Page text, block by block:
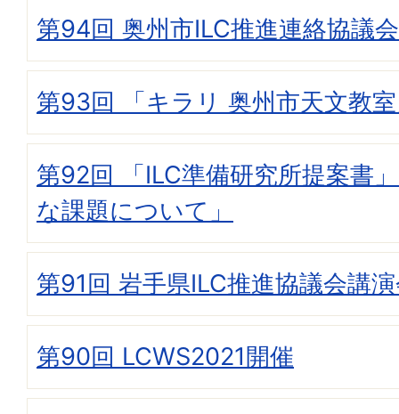
第94回 奥州市ILC推進連絡協議会
第93回 「キラリ 奥州市天文教
第92回 「ILC準備研究所提案書
な課題について」
第91回 岩手県ILC推進協議会講
第90回 LCWS2021開催